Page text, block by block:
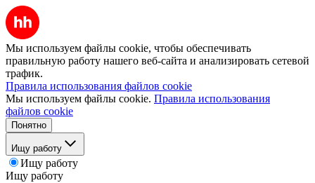
Мы используем файлы cookie, чтобы обеспечивать
правильную работу нашего веб-сайта и анализировать сетевой
трафик.
Правила использования файлов cookie
Мы используем файлы cookie. Правила использования
файлов cookie
Понятно
Ищу работу
Ищу работу
Ищу работу